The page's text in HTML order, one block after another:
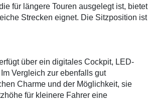
für längere Touren ausgelegt ist, bietet
Strecken eignet. Die Sitzposition ist
über ein digitales Cockpit, LED-
Vergleich zur ebenfalls gut
Charme und der Möglichkeit, sie
für kleinere Fahrer eine